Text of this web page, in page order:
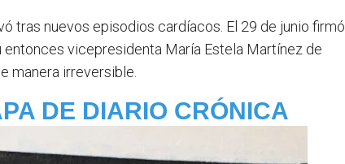
tras nuevos episodios cardíacos. El 29 de junio firmó
vicepresidenta María Estela Martínez de
manera irreversible.
DE DIARIO CRÓNICA